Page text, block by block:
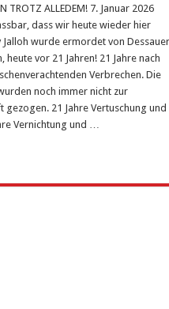
TROTZ ALLEDEM! 7. Januar 2026
dass wir heute wieder hier
Jalloh wurde ermordet von Dessauer
heute vor 21 Jahren! 21 Jahre nach
Verbrechen. Die
noch immer nicht zur
gezogen. 21 Jahre Vertuschung und
Vernichtung und …